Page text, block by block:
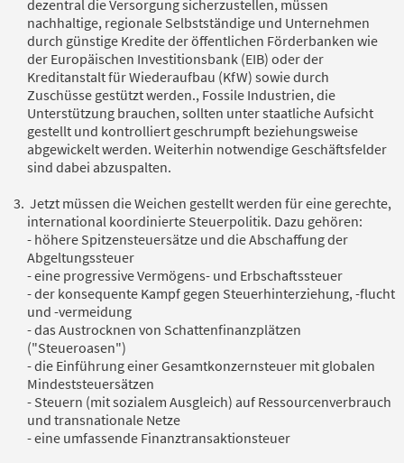
dezentral die Versorgung sicherzustellen, müssen
nachhaltige, regionale Selbstständige und Unternehmen
durch günstige Kredite der öffentlichen Förderbanken wie
der Europäischen Investitionsbank (EIB) oder der
Kreditanstalt für Wiederaufbau (KfW) sowie durch
Zuschüsse gestützt werden., Fossile Industrien, die
Unterstützung brauchen, sollten unter staatliche Aufsicht
gestellt und kontrolliert geschrumpft beziehungsweise
abgewickelt werden. Weiterhin notwendige Geschäftsfelder
sind dabei abzuspalten.
Jetzt müssen die Weichen gestellt werden für eine gerechte,
international koordinierte Steuerpolitik. Dazu gehören:
- höhere Spitzensteuersätze und die Abschaffung der
Abgeltungssteuer
- eine progressive Vermögens- und Erbschaftssteuer
- der konsequente Kampf gegen Steuerhinterziehung, -flucht
und -vermeidung
- das Austrocknen von Schattenfinanzplätzen
("Steueroasen")
- die Einführung einer Gesamtkonzernsteuer mit globalen
Mindeststeuersätzen
- Steuern (mit sozialem Ausgleich) auf Ressourcenverbrauch
und transnationale Netze
- eine umfassende Finanztransaktionsteuer